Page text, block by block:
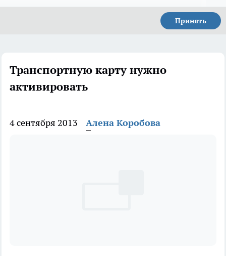
Принять
Транспортную карту нужно
активировать
4 сентября 2013 Алена Коробова